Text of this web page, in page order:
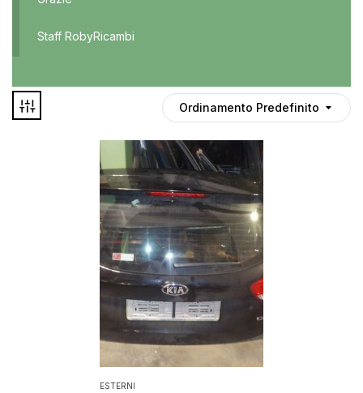
Auto usate
Culla
Maniglie
Noleggio
Parti meccaniche
Deghiacciante
Disponibile
In offerta
Staff RobyRicambi
Ordinamento Predefinito
ESTERNI